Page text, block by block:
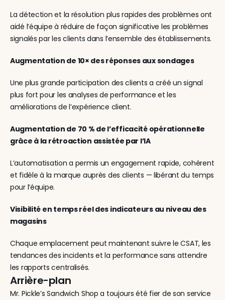
La détection et la résolution plus rapides des problèmes ont
aidé l’équipe à réduire de façon significative les problèmes
signalés par les clients dans l’ensemble des établissements.
Augmentation de 10× des réponses aux sondages
Une plus grande participation des clients a créé un signal
plus fort pour les analyses de performance et les
améliorations de l’expérience client.
Augmentation de 70 % de l’efficacité opérationnelle
grâce à la rétroaction assistée par l’IA
L’automatisation a permis un engagement rapide, cohérent
et fidèle à la marque auprès des clients — libérant du temps
pour l’équipe.
Visibilité en temps réel des indicateurs au niveau des
magasins
Chaque emplacement peut maintenant suivre le CSAT, les
tendances des incidents et la performance sans attendre
les rapports centralisés.
Arrière-plan
Mr. Pickle’s Sandwich Shop a toujours été fier de son service